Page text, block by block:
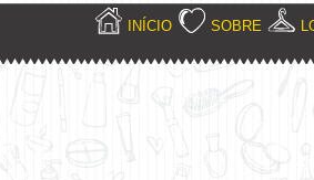
INÍCIO SOBRE